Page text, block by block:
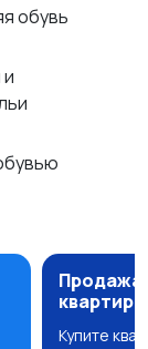
обувь
Продажа
квартир
Купите